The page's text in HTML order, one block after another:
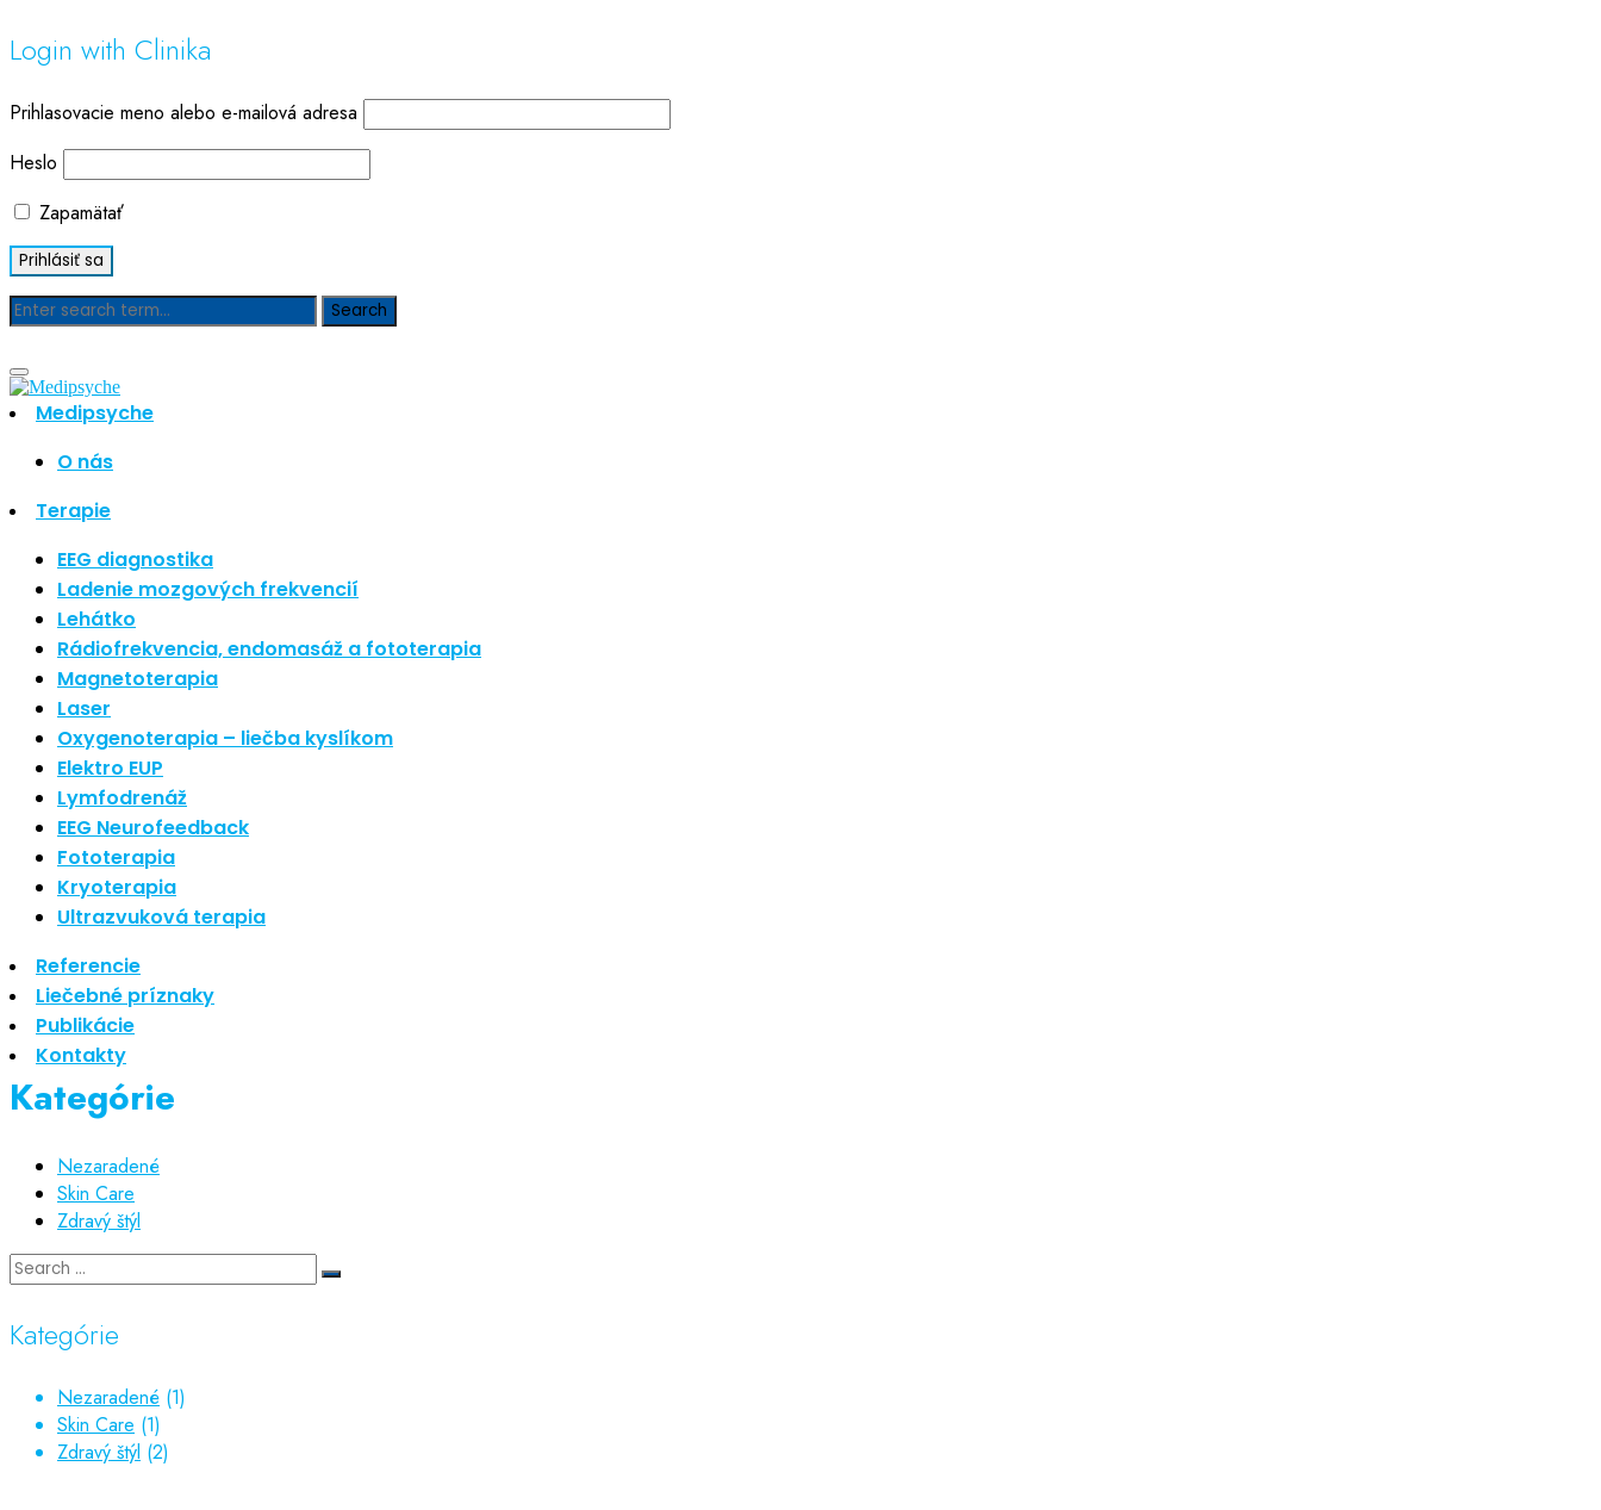
Login with Clinika
Prihlasovacie meno alebo e-mailová adresa
Heslo
Zapamätať
Medipsyche
O nás
Terapie
EEG diagnostika
Ladenie mozgových frekvencií
Lehátko
Rádiofrekvencia, endomasáž a fototerapia
Magnetoterapia
Laser
Oxygenoterapia – liečba kyslíkom
Elektro EUP
Lymfodrenáž
EEG Neurofeedback
Fototerapia
Kryoterapia
Ultrazvuková terapia
Referencie
Liečebné príznaky
Publikácie
Kontakty
Blog
Hľadať
Najnovšie články
Nové polarizované svetlo
So psoriázou netreba žiť
Rozšírenie služieb
Hudba a vývoj mozgu
Najnovšie komentáre
Žiadne komentáre na zobrazenie.
Archív
september 2021
apríl 2021
august 2020
Kategórie
Nezaradené
Skin Care
Zdravý štýl
Kategórie
Nezaradené (1)
Skin Care (1)
Zdravý štýl (2)